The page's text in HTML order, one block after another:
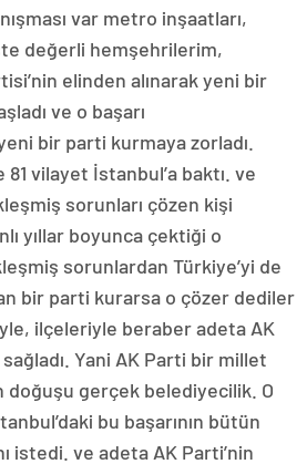
var metro inşaatları,
değerli hemşehrilerim,
elinden alınarak yeni bir
ve o başarı
bir parti kurmaya zorladı.
81 vilayet İstanbul’a baktı. ve
sorunları çözen kişi
yıllar boyunca çektiği o
sorunlardan Türkiye’yi de
bir parti kurarsa o çözer dediler
ilçeleriyle beraber adeta AK
sağladı. Yani AK Parti bir millet
doğuşu gerçek belediyecilik. O
bu başarının bütün
istedi. ve adeta AK Parti’nin